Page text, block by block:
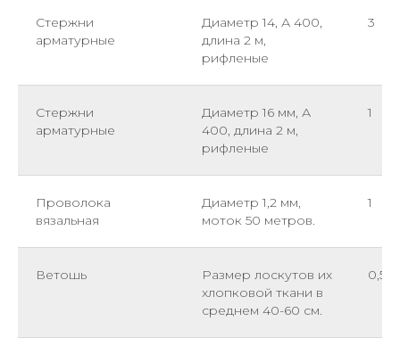
Стержни
арматурные
Диаметр 14, А 400,
длина 2 м,
рифленые
3
Стержни
арматурные
Диаметр 16 мм, А
400, длина 2 м,
рифленые
1
Проволока
вязальная
Диаметр 1,2 мм,
моток 50 метров.
1
Ветошь
Размер лоскутов их
хлопковой ткани в
среднем 40-60 см.
0,5